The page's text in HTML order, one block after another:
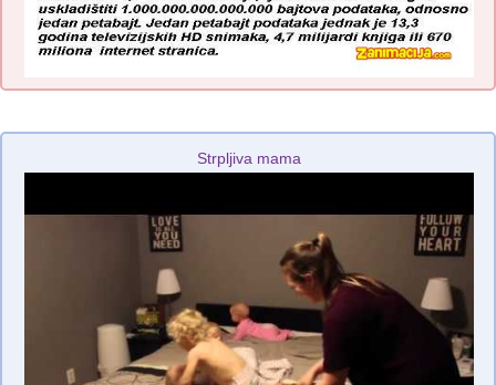
Strpljiva mama